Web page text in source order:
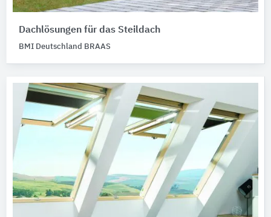
Dachlösungen für das Steildach
BMI Deutschland BRAAS